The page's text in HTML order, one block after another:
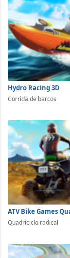
Hydro Racing 3D
Corrida de barcos
ATV Bike Games
Quadriciclo radical